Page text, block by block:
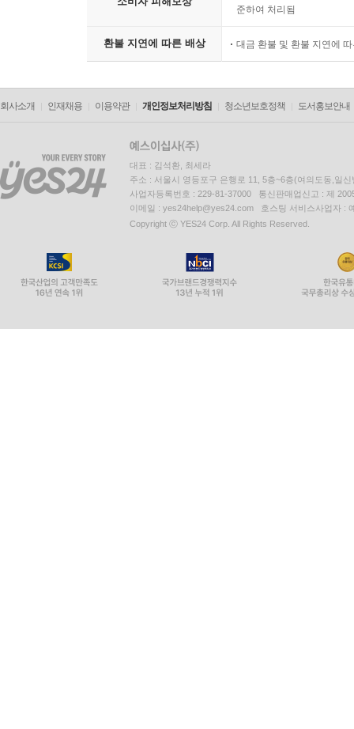
준하여 처리됨
환불 지연에 따른 배상 대금 환불 및 환불 지연에
회사소개 인재채용 이용약관 개인정보처리방침 청소년보호정책 도서홍보안내
대표 : 김석환, 최세라
주소 : 서울시 영등포구 은행로 11, 5층~6층(여의도동,일신
사업자등록번호 : 229-81-37000 통신판매업신고 : 제
이메일 : yes24help@yes24.com 호스팅 서비스사업자 :
Copyright ⓒ YES24 Corp. All Rights Reserved.